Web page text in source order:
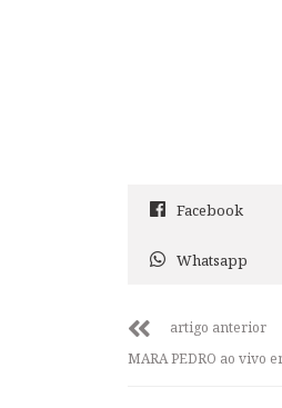
Facebook
Whatsapp
artigo anterior
MARA PEDRO ao vivo